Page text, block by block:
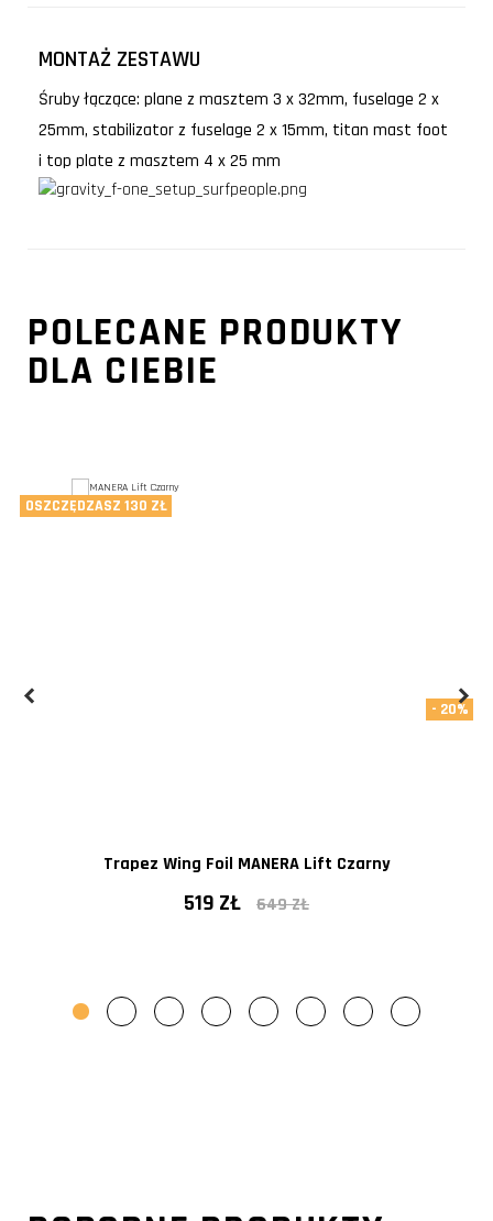
MONTAŻ ZESTAWU
Śruby łączące: plane z masztem 3 x 32mm, fuselage 2 x
25mm, stabilizator z fuselage 2 x 15mm, titan mast foot
i top plate z masztem 4 x 25 mm
POLECANE PRODUKTY
DLA CIEBIE
Trapez Wing Foil MANERA Lift Czarny
519 ZŁ 649 ZŁ
OSZCZĘDZASZ 130 ZŁ
- 20%